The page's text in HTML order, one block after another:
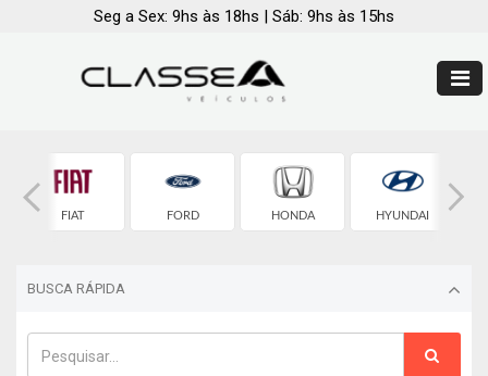
Seg a Sex: 9hs às 18hs | Sáb: 9hs às 15hs
FIAT FORD HONDA HYUNDAI
BUSCA RÁPIDA